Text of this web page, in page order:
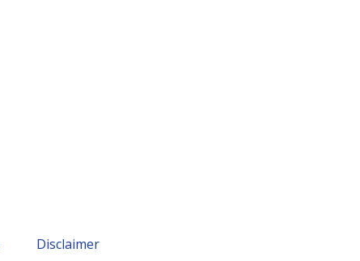
Disclaimer